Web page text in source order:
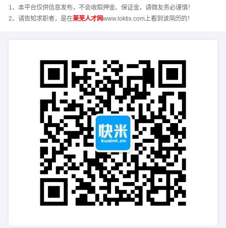
1、本平台仅供信息发布，不会收取押金、保证金，请微友务必谨慎！
2、请告知求职者，是在莱芜人才网www.loktix.com上看到该简历的！